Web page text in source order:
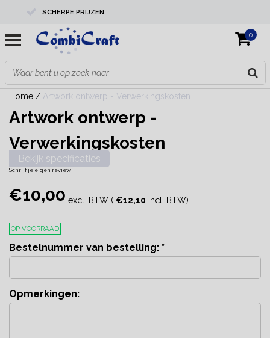
SCHERPE PRIJZEN
PROFESSIONELE KWALITEIT
EXPERTS IN MAATWERK
0
Home / Artwork ontwerp - Verwerkingskosten
Artwork ontwerp -
Verwerkingskosten
Schrijf je eigen review
Bekijk specificaties
€10,00 excl. BTW ( €12,10 incl. BTW)
OP VOORRAAD
Bestelnummer van bestelling: *
Opmerkingen: